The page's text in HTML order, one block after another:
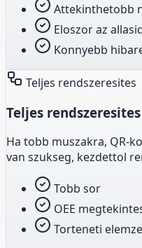
Attekinthetobb
Eloszor az
Konnyebb
Teljes rendszeresites
Teljes rendszeresites
Ha tobb muszakra, QR-
van szukseg, kezdettol
Tobb sor
OEE
Torteneti